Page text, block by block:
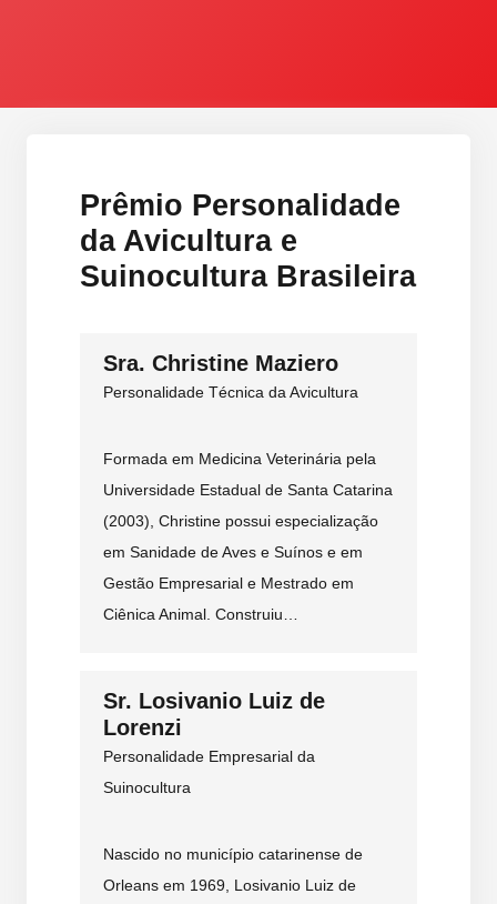
Prêmio Personalidade
da Avicultura e
Suinocultura Brasileira
Sra. Christine Maziero
Personalidade Técnica da Avicultura
Formada em Medicina Veterinária pela
Universidade Estadual de Santa Catarina
(2003), Christine possui especialização
em Sanidade de Aves e Suínos e em
Gestão Empresarial e Mestrado em
Ciênica Animal. Construiu…
Sr. Losivanio Luiz de
Lorenzi
Personalidade Empresarial da
Suinocultura
Nascido no município catarinense de
Orleans em 1969, Losivanio Luiz de